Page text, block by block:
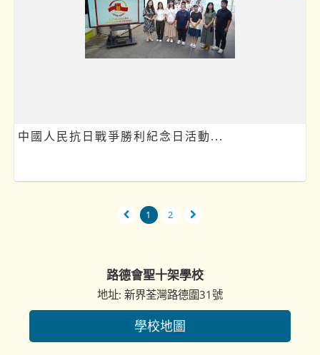
中國人民抗日戰爭勝利紀念日活動...
1 2
路德會聖十架學校
地址: 新界荃灣路德圍31號
學校地圖